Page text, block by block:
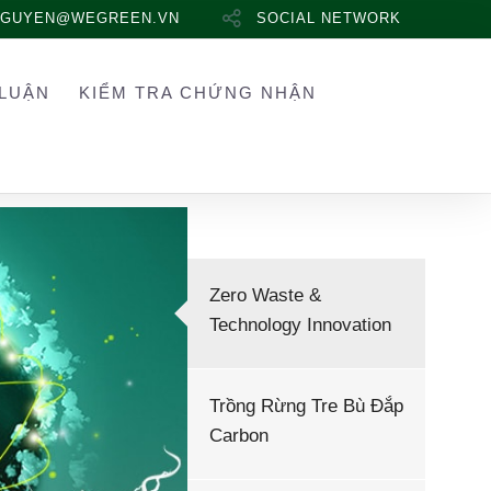
SOCIAL NETWORK
KIỂM TRA CHỨNG NHẬN
Zero Waste &
Technology Innovation
Trồng Rừng Tre Bù Đắp
Carbon